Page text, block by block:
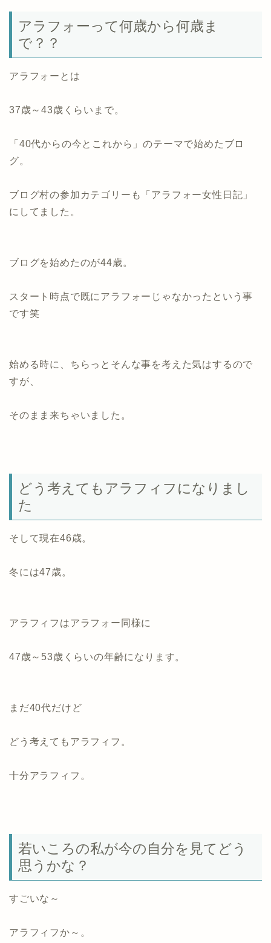
アラフォーって何歳から何歳ま
で？？
アラフォーとは
37歳～43歳くらいまで。
「40代からの今とこれから」のテーマで始めたブロ
グ。
ブログ村の参加カテゴリーも「アラフォー女性日記」
にしてました。
ブログを始めたのが44歳。
スタート時点で既にアラフォーじゃなかったという事
です笑
始める時に、ちらっとそんな事を考えた気はするので
すが、
そのまま来ちゃいました。
どう考えてもアラフィフになりまし
た
そして現在46歳。
冬には47歳。
アラフィフはアラフォー同様に
47歳～53歳くらいの年齢になります。
まだ40代だけど
どう考えてもアラフィフ。
十分アラフィフ。
若いころの私が今の自分を見てどう
思うかな？
すごいな～
アラフィフか～。